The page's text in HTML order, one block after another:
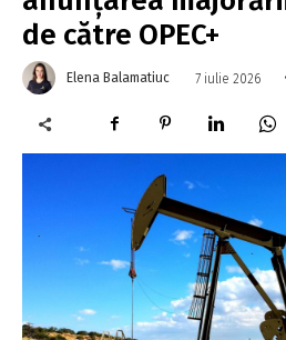
de către OPEC+
Elena Balamatiuc 7 iulie 2026